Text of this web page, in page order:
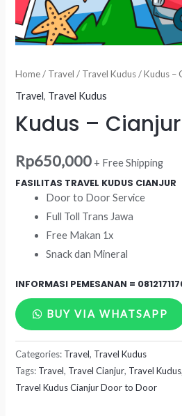
Home/ Travel / Travel Kudus/ Kudus –
Travel, Travel Kudus
Kudus – Cianjur
Rp650,000 + Free Shipping
FASILITAS TRAVEL KUDUS CIANJUR
Door to Door Service
Full Toll Trans Jawa
Free Makan 1x
Snack dan Mineral
INFORMASI PEMESANAN =
BUY VIA WHATSAPP
Kudus
-
Cianjur
Categories: Travel, Travel Kudus
Tags: Travel, Travel Cianjur, Travel Kudus,
Travel Kudus Cianjur Door to Door